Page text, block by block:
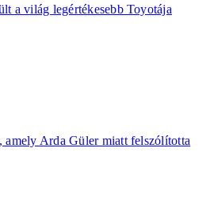
a világ legértékesebb Toyotája
amely Arda Güler miatt felszólította